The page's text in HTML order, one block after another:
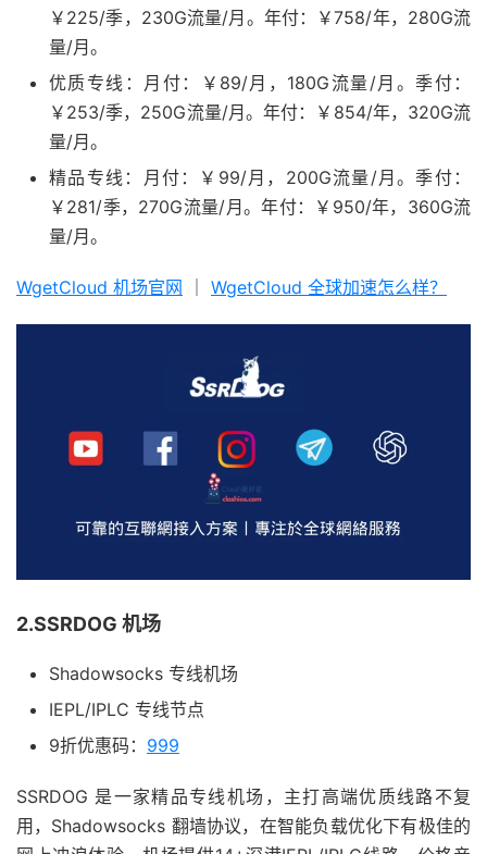
￥225/季，230G流量/月。年付：￥758/年，280G流
量/月。
优质专线：月付：￥89/月，180G流量/月。季付：
￥253/季，250G流量/月。年付：￥854/年，320G流
量/月。
精品专线：月付：￥99/月，200G流量/月。季付：
￥281/季，270G流量/月。年付：￥950/年，360G流
量/月。
WgetCloud 机场官网 WgetCloud 全球加速怎么样？
2.SSRDOG 机场
Shadowsocks 专线机场
IEPL/IPLC 专线节点
9折优惠码： 999
SSRDOG 是一家精品专线机场，主打高端优质线路不复
用，Shadowsocks 翻墙协议，在智能负载优化下有极佳的